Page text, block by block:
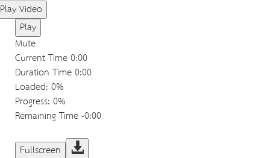
Play Video
Play
Mute
Current Time0:00
Duration Time0:00
Loaded: 0%
Progress: 0%
Remaining Time-0:00
Fullscreen